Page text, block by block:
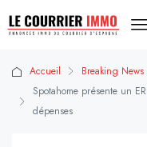
Accueil
Breaking News
Spotahome présente un
dépenses